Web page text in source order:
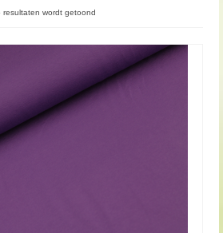
wordt getoond